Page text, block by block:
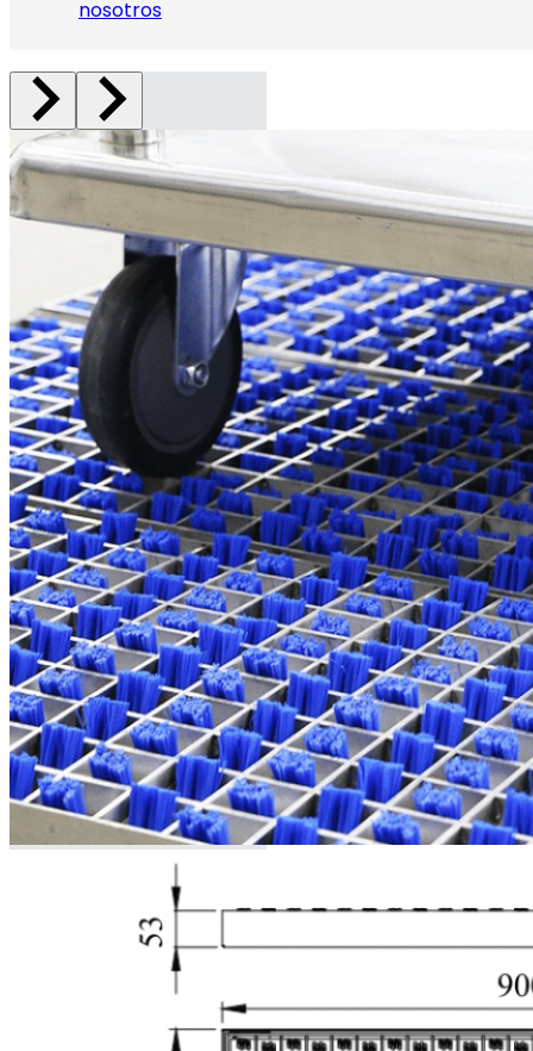
nosotros
Sistema de